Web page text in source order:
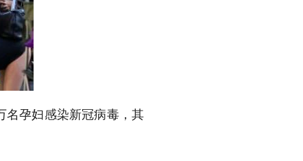
名孕妇感染新冠病毒，其